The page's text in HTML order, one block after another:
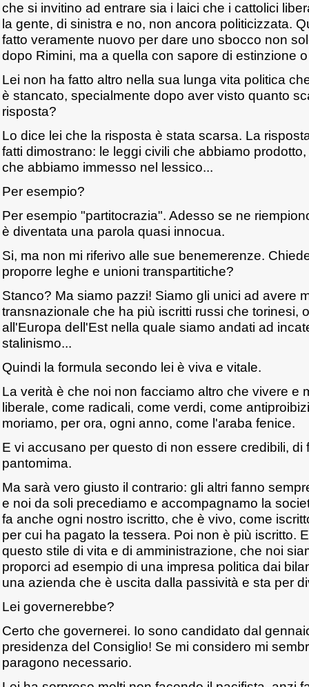
che si invitino ad entrare sia i laici che i cattolici
la gente, di sinistra e no, non ancora politicizzata.
fatto veramente nuovo per dare uno sbocco non
dopo Rimini, ma a quella con sapore di estinzione
Lei non ha fatto altro nella sua lunga vita politica
è stancato, specialmente dopo aver visto quanto
risposta?
Lo dice lei che la risposta è stata scarsa. La
fatti dimostrano: le leggi civili che abbiamo
che abbiamo immesso nel lessico...
Per esempio?
Per esempio "partitocrazia". Adesso se ne
è diventata una parola quasi innocua.
Si, ma non mi riferivo alle sue benemerenze.
proporre leghe e unioni transpartitiche?
Stanco? Ma siamo pazzi! Siamo gli unici ad avere
transnazionale che ha più iscritti russi che torinesi,
all'Europa dell'Est nella quale siamo andati ad
stalinismo...
Quindi la formula secondo lei è viva e vitale.
La verità è che noi non facciamo altro che vivere e
liberale, come radicali, come verdi, come
moriamo, per ora, ogni anno, come l'araba fenice.
E vi accusano per questo di non essere credibili, di
pantomima.
Ma sarà vero giusto il contrario: gli altri fanno
e noi da soli precediamo e accompagnamo la
fa anche ogni nostro iscritto, che è vivo, come
per cui ha pagato la tessera. Poi non è più iscritto.
questo stile di vita e di amministrazione, che noi
proporci ad esempio di una impresa politica dai
una azienda che è uscita dalla passività e sta per
Lei governerebbe?
Certo che governerei. Io sono candidato dal
presidenza del Consiglio! Se mi considero mi
paragono necessario.